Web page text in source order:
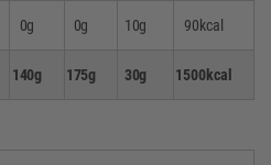
0g 0g 10g 90kcal
140g 175g 30g 1500kcal